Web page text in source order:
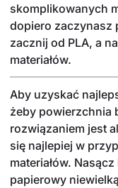
skomplikowanych
dopiero zaczynasz
zacznij od PLA, a
materiałów.
Aby uzyskać
żeby powierzchnia
rozwiązaniem jest
się najlepiej w
materiałów.
papierowy